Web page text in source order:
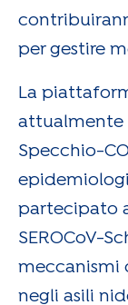
per gestire
La
attualmente
Specchio-
partecipato
SEROCoV-
meccanismi
negli asili